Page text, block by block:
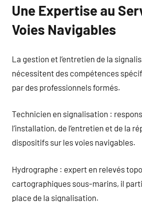
Une Expertise au
Voies Navigables
La gestion et l’entretien de la
nécessitent des compétences
par des professionnels formés.
Technicien en signalisation :
l’installation, de l’entretien et de la
dispositifs sur les voies navigables.
Hydrographe : expert en relevés
cartographiques sous-marins, il
place de la signalisation.